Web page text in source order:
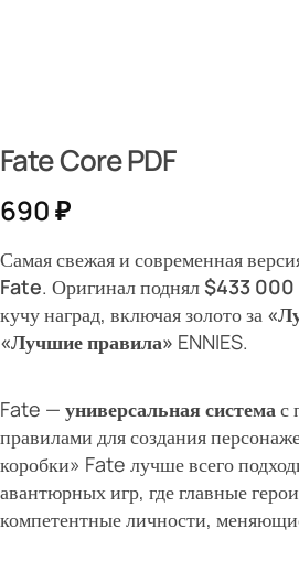
Fate Core PDF
690₽
Самая свежая и современная
Fate. Оригинал поднял$433 000
кучу наград, включая золото за
«Лучшие правила» ENNIES.
Fate — универсальная системас
правилами для создания
коробки» Fate лучше всего
авантюрных игр, где главные
компетентные личности,